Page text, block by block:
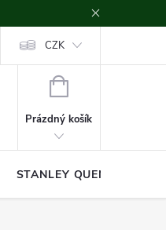
CZK
NÁKUPNÍ
Prázdný košík
STANLEY QUENCHER